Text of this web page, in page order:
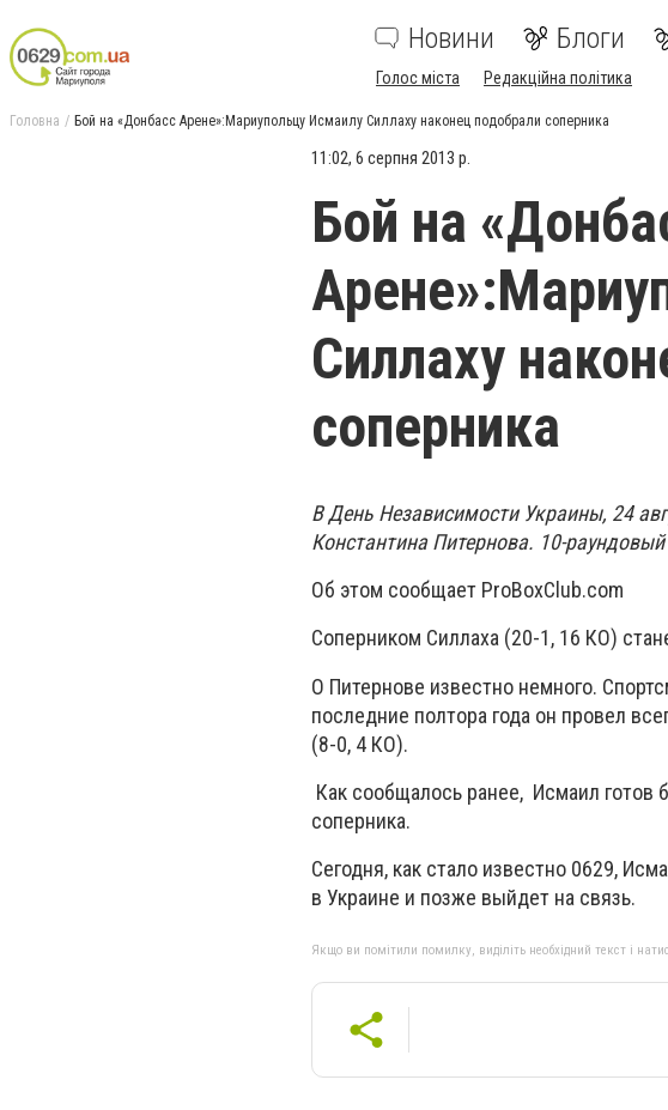
Новини Блоги
Голос міста Редакційна політика
Головна Бой на «Донбасс Арене»:Мариупольцу Исмаилу Силлаху наконец подобрали соперника
11:02, 6 серпня 2013 р.
Бой на
Силлаху
соперника
В День Независимости Украины, 24
Константина Питернова. 10-
Об этом сообщает ProBoxClub.com
Соперником Силлаха (20-1, 16 КО)
О Питернове известно немного.
последние полтора года он провел
(8-0, 4 КО).
Как сообщалось ранее, Исмаил готов
соперника.
Сегодня, как стало известно 0629,
в Украине и позже выйдет на связь.
Якщо ви помітили помилку, виділіть необхідний текст і